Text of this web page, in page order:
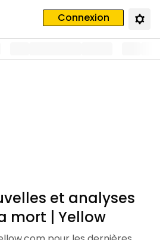
Connexion
et analyses
mort | Yellow